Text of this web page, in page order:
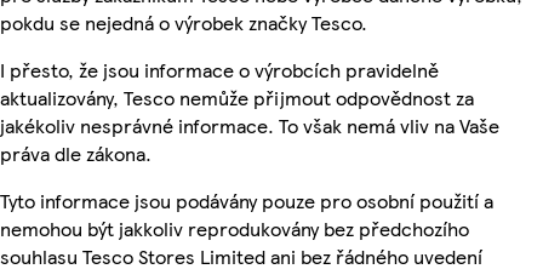
pokdu se nejedná o výrobek značky Tesco.
I přesto, že jsou informace o výrobcích pravidelně
aktualizovány, Tesco nemůže přijmout odpovědnost za
jakékoliv nesprávné informace. To však nemá vliv na Vaše
práva dle zákona.
Tyto informace jsou podávány pouze pro osobní použití a
nemohou být jakkoliv reprodukovány bez předchozího
souhlasu Tesco Stores Limited ani bez řádného uvedení